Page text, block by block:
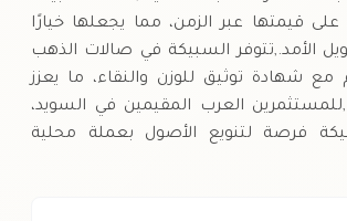
٢.٥ غرام عيار ٢٤ على قيمتها عبر الزمن، مما يجعلها خيارًا
الأمد.,تتوفر السبيكة في صالات الذهب
مع شهادة توثيق للوزن والنقاء، ما يعزز
العرب المقيمين في السويد،
فرصة لتنويع الأصول بعملة محلية